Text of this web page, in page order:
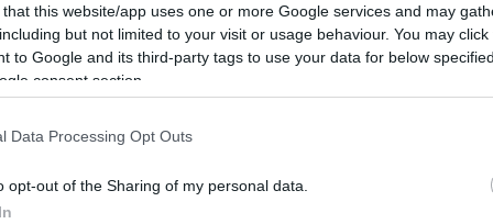
that this website/app uses one or more Google services and may
but not limited to your visit or usage behaviour. You may
to Google and its third-party tags to use your data for below
consent section.
Data Processing Opt Outs
opt-out of the Sharing of my personal data.
maggio, secondo i consueti orari di
dalle 8.20 alle 13.45 e il sabato dalle
è dotata di ATM Postamat attivo h24″.
disponibili anche tutti i canali
e il sito poste.it, con i quali è
dei servizi tradizionalmente erogati a
all’ufficio postale, in qualsiasi